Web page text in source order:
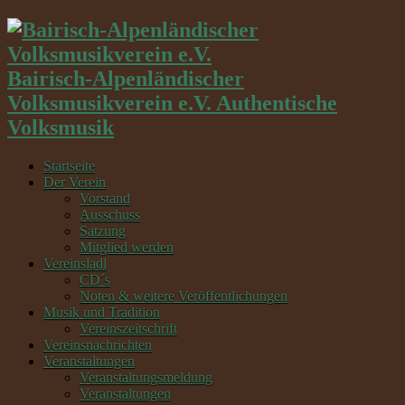
Bairisch-Alpenländischer
Volksmusikverein e.V. Authentische
Volksmusik
Startseite
Der Verein
Vorstand
Ausschuss
Satzung
Mitglied werden
Vereinsladl
CD´s
Noten & weitere Veröffentlichungen
Musik und Tradition
Vereinszeitschrift
Vereinsnachrichten
Veranstaltungen
Veranstaltungsmeldung
Veranstaltungen